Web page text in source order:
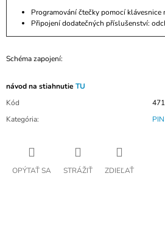
Programování čtečky pomocí klávesnice
Připojení dodatečných příslušenství:
Schéma zapojení:
návod na stiahnutie TU
Kód
Kategória:
OPÝTAŤ SA STRÁŽIŤ ZDIEĽAŤ